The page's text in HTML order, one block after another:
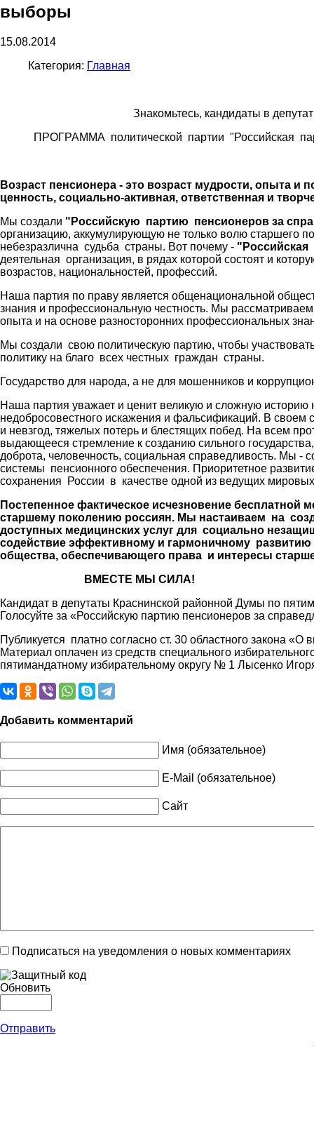
выборы
15.08.2014
Категория: Главная
Знакомьтесь, кандидаты в
ПРОГРАММА политической партии "Российская
Возраст пенсионера - это возраст мудрости, опыта
ценность, социально-активная, ответственная и
Мы создали "Российскую партию пенсионеров за
организацию, аккумулирующую не только волю старшего
небезразлична судьба страны. Вот почему - "Российская
деятельная организация, в рядах которой состоят и
возрастов, национальностей, профессий.
Наша партия по праву является общенациональной
знания и профессиональную честность. Мы
опыта и на основе разносторонних профессиональных
Мы создали свою политическую партию, чтобы
политику на благо всех честных граждан страны.
Государство для народа, а не для мошенников и
Наша партия уважает и ценит великую и сложную
недобросовестного искажения и фальсификаций. В
и невзгод, тяжелых потерь и блестящих побед. На всем
выдающееся стремление к созданию сильного
доброта, человечность, социальная справедливость. Мы
системы пенсионного обеспечения. Приоритетное
сохранения России в качестве одной из ведущих
Постепенное фактическое исчезновение бесплатной
старшему поколению россиян. Мы настаиваем на
доступных медицинских услуг для социально
содействие эффективному и гармоничному развитию
общества, обеспечивающего права и интересы
ВМЕСТЕ МЫ СИЛА!
Кандидат в депутаты Краснинской районной Думы по
Голосуйте за «Российскую партию пенсионеров за
Публикуется платно согласно ст. 30 областного закона
Материал оплачен из средств специального
пятимандатному избирательному округу № 1 Лысенко
Добавить комментарий
Имя (обязательное)
E-Mail (обязательное)
Сайт
Подписаться на уведомления о новых комментариях
Обновить
Отправить